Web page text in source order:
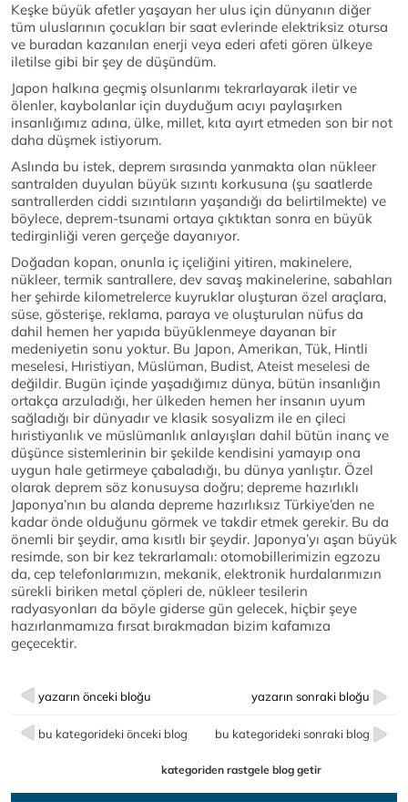
Keşke büyük afetler yaşayan her ulus için dünyanın diğer
tüm uluslarının çocukları bir saat evlerinde elektriksiz otursa
ve buradan kazanılan enerji veya ederi afeti gören ülkeye
iletilse gibi bir şey de düşündüm.
Japon halkına geçmiş olsunlarımı tekrarlayarak iletir ve
ölenler, kaybolanlar için duyduğum acıyı paylaşırken
insanlığımız adına, ülke, millet, kıta ayırt etmeden son bir not
daha düşmek istiyorum.
Aslında bu istek, deprem sırasında yanmakta olan nükleer
santralden duyulan büyük sızıntı korkusuna (şu saatlerde
santrallerden ciddi sızıntıların yaşandığı da belirtilmekte) ve
böylece, deprem-tsunami ortaya çıktıktan sonra en büyük
tedirginliği veren gerçeğe dayanıyor.
Doğadan kopan, onunla iç içeliğini yitiren, makinelere,
nükleer, termik santrallere, dev savaş makinelerine, sabahları
her şehirde kilometrelerce kuyruklar oluşturan özel araçlara,
süse, gösterişe, reklama, paraya ve oluşturulan nüfus da
dahil hemen her yapıda büyüklenmeye dayanan bir
medeniyetin sonu yoktur. Bu Japon, Amerikan, Tük, Hintli
meselesi, Hıristiyan, Müslüman, Budist, Ateist meselesi de
değildir. Bugün içinde yaşadığımız dünya, bütün insanlığın
ortakça arzuladığı, her ülkeden hemen her insanın uyum
sağladığı bir dünyadır ve klasik sosyalizm ile en çileci
hıristiyanlık ve müslümanlık anlayışları dahil bütün inanç ve
düşünce sistemlerinin bir şekilde kendisini yamayıp ona
uygun hale getirmeye çabaladığı, bu dünya yanlıştır. Özel
olarak deprem söz konusuysa doğru; depreme hazırlıklı
Japonya’nın bu alanda depreme hazırlıksız Türkiye’den ne
kadar önde olduğunu görmek ve takdir etmek gerekir. Bu da
önemli bir şeydir, ama kısıtlı bir şeydir. Japonya’yı aşan büyük
resimde, son bir kez tekrarlamalı: otomobillerimizin egzozu
da, cep telefonlarımızın, mekanik, elektronik hurdalarımızın
sürekli biriken metal çöpleri de, nükleer tesilerin
radyasyonları da böyle giderse gün gelecek, hiçbir şeye
hazırlanmamıza fırsat bırakmadan bizim kafamıza
geçecektir.
yazarın önceki bloğu yazarın sonraki bloğu
bu kategorideki önceki blog bu kategorideki sonraki blog
kategoriden rastgele blog getir